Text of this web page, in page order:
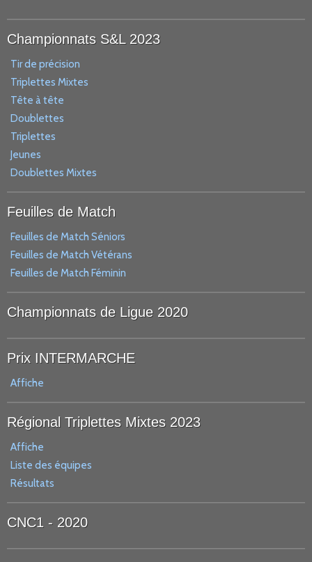
Championnats S&L 2023
Tir de précision
Triplettes Mixtes
Tête à tête
Doublettes
Triplettes
Jeunes
Doublettes Mixtes
Feuilles de Match
Feuilles de Match Séniors
Feuilles de Match Vétérans
Feuilles de Match Féminin
Championnats de Ligue 2020
Prix INTERMARCHE
Affiche
Régional Triplettes Mixtes 2023
Affiche
Liste des équipes
Résultats
CNC1 - 2020